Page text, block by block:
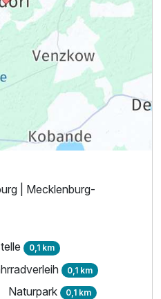
| Mecklenburg-
0,1 km
0,1 km
Naturpark 0,1 km